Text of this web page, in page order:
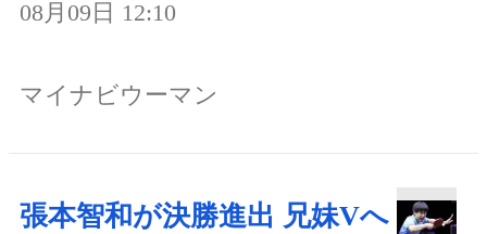
08月09日 12:10
マイナビウーマン
張本智和が決勝進出 兄妹Vへ